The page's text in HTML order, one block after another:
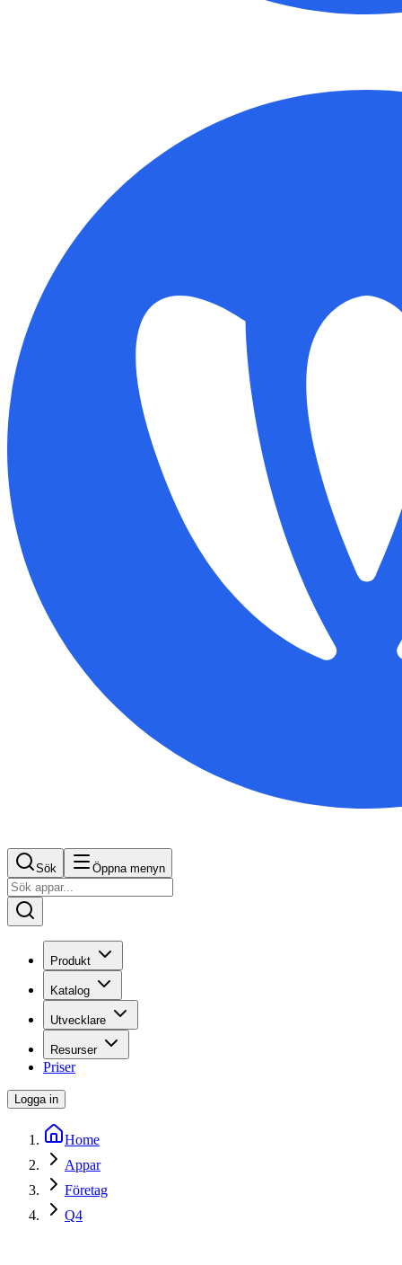
Sök Öppna menyn
Produkt
Katalog
Utvecklare
Resurser
Priser
Logga in
Home
Appar
Företag
Q4